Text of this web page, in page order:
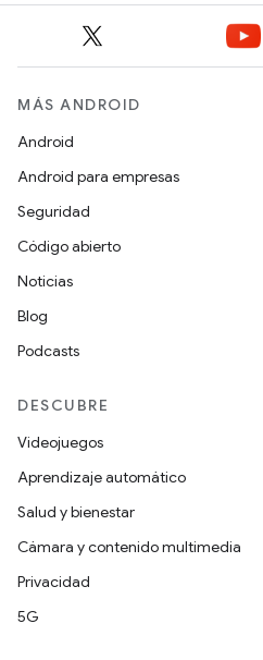
MÁS ANDROID
Android
Android para empresas
Seguridad
Código abierto
Noticias
Blog
Podcasts
DESCUBRE
Videojuegos
Aprendizaje automático
Salud y bienestar
Cámara y contenido multimedia
Privacidad
5G